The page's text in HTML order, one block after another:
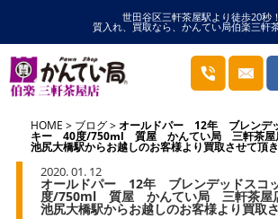
世田谷区三軒茶屋駅より徒歩20秒！
質入れ、買取なら、かんてい局伯楽三軒
HOME ブログ オールドパー 12年 ブレンデ
キー 40度/750ml 質屋 かんてい局 三軒茶屋
池尻大橋駅からお越しのお客様より買取させて頂
2020. 01. 12
オールドパー 12年 ブレンデッドスコ
度/750ml 質屋 かんてい局 三軒茶屋
池尻大橋駅からお越しのお客様より買取